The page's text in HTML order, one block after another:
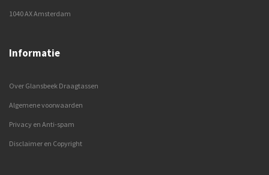
1040 AX Amsterdam
Informatie
Over Glansbeek Draagtassen
Algemene voorwaarden
Privacy en Anti-spam
Disclaimer en Copyright